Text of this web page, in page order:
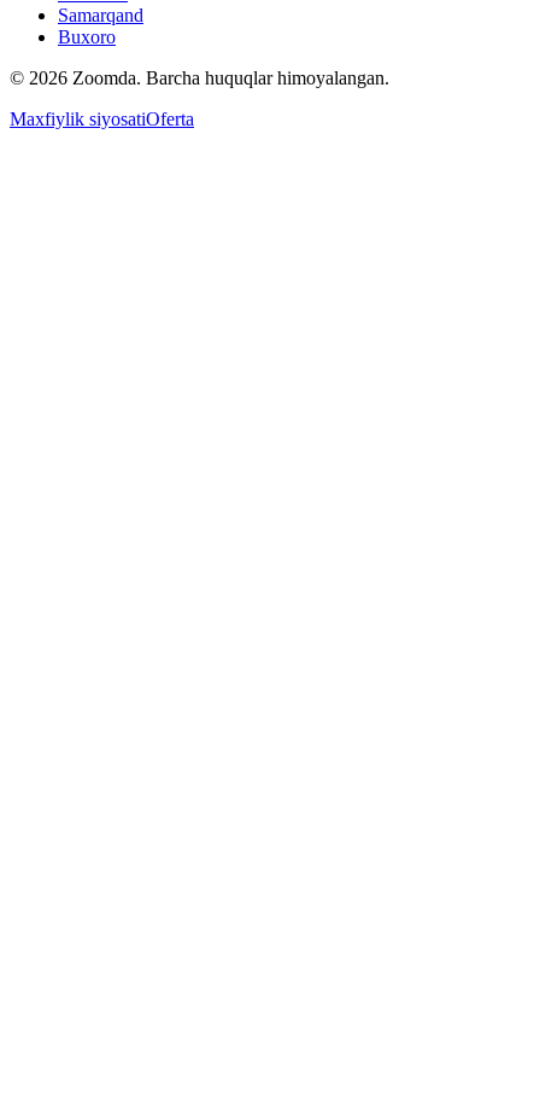
Samarqand
Buxoro
© 2026 Zoomda. Barcha huquqlar himoyalangan.
Maxfiylik siyosatiOferta